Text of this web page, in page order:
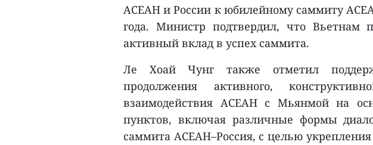
АСЕАН и России к юбилейному саммиту
года. Министр подтвердил, что Вьетнам
активный вклад в успех саммита.
Ле Хоай Чунг также отметил
продолжения активного,
взаимодействия АСЕАН с Мьянмой на
пунктов, включая различные формы
саммита АСЕАН–Россия, с целью